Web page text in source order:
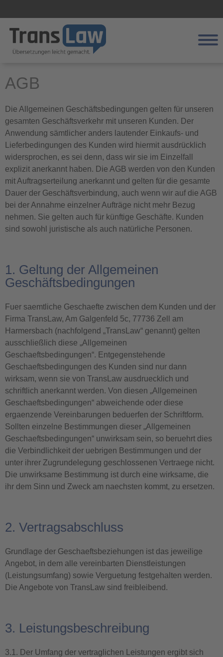
Leistungen
Fachbereiche
Über uns
Kundenportal
Kontakt
AGB
Die Allgemeinen Geschäftsbedingungen gelten für unseren
gesamten Geschäftsverkehr mit unseren Kunden. Der
Anwendung sämtlicher anders lautender Einkaufs- und
Lieferbedingungen des Kunden wird hiermit ausdrücklich
widersprochen, es sei denn, dass wir sie im Einzelfall
explizit anerkannt haben. Die AGB werden von den Kunden
mit Auftragserteilung anerkannt und gelten für die gesamte
Dauer der Geschäftsverbindung, auch wenn wir auf die AGB
bei der Annahme einzelner Aufträge nicht mehr Bezug
nehmen. Sie gelten auch für künftige Geschäfte. Kunden
sind sowohl juristische als auch natürliche Personen.
1. Geltung der Allgemeinen
Geschäftsbedingungen
Fuer saemtliche Geschaefte zwischen dem Kunden und der
Firma TransLaw, Am Galgenfeld 5c, 77736 Zell am
Harmersbach (nachfolgend „TransLaw“ genannt) gelten
ausschließlich diese „Allgemeinen
Geschaeftsbedingungen“. Entgegenstehende
Geschaeftsbedingungen des Kunden sind nur dann
wirksam, wenn sie von TransLaw ausdruecklich und
schriftlich anerkannt werden. Von diesen „Allgemeinen
Geschaeftsbedingungen“ abweichende oder diese
ergaenzende Vereinbarungen beduerfen der Schriftform.
Sollten einzelne Bestimmungen dieser „Allgemeinen
Geschaeftsbedingungen“ unwirksam sein, so beruehrt dies
die Verbindlichkeit der uebrigen Bestimmungen und der
unter ihrer Zugrundelegung geschlossenen Vertraege nicht.
Die unwirksame Bestimmung ist durch eine wirksame, die
ihr dem Sinn und Zweck am naechsten kommt, zu ersetzen.
2. Vertragsabschluss
Grundlage der Geschaeftsbeziehungen ist das jeweilige
Angebot, in dem alle vereinbarten Dienstleistungen
(Leistungsumfang) sowie Verguetung festgehalten werden.
Die Angebote von TransLaw sind freibleibend.
3. Leistungsbeschreibung
3.1. Der Umfang der vertraglichen Leistungen ergibt sich